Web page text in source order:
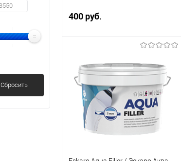
Сбросить
400 руб.
Купить в 1 клик
Сравнение
В избранное
Под заказ
Элемент каталога:
Polimix SL-702 / Полимикс